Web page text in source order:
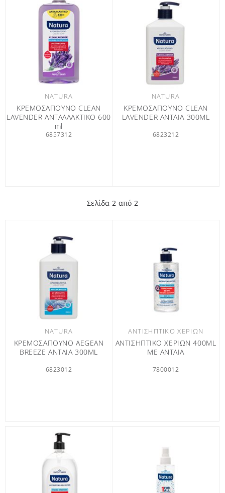
NATURA
ΚΡΕΜΟΣΑΠΟΥΝΟ CLEAN
LAVENDER ΑΝΤΑΛΛΑΚΤΙΚΟ 600
ml
6857312
NATURA
KΡΕΜΟΣΑΠΟΥΝΟ CLEAN
LAVENDER ΑΝΤΛΙΑ 300ML
6823212
Σελίδα 2 από 2
NATURA
ΚΡΕΜΟΣΑΠΟΥΝΟ AEGEAN
BREEZE ΑΝΤΛΙΑ 300ML
6823012
ΑΝΤΙΣΗΠΤΙΚΌ ΧΕΡΙΏΝ
ΑΝΤΙΣΗΠΤΙΚΟ ΧΕΡΙΩΝ 400ML
ΜΕ ΑΝΤΛΙΑ
7800012